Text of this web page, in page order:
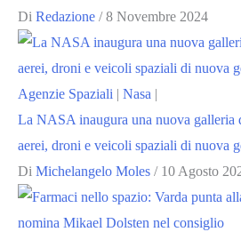
Di Redazione /8 Novembre 2024
Agenzie Spaziali | Nasa |
La NASA inaugura una nuova galleria
aerei, droni e veicoli spaziali di nuova
Di Michelangelo Moles / 10 Agosto